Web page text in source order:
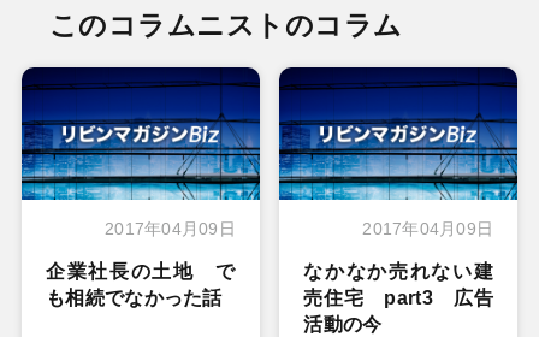
このコラムニストのコラム
2017年04月09日
企業社長の土地 で
も相続でなかった話
2017年04月09日
なかなか売れない建
売住宅 part3 広告
活動の今